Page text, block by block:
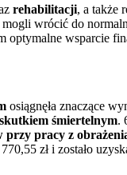
rehabilitacji, a także
wrócić do
optymalne wsparcie
osiągnęła znaczące
śmiertelnym.
przy pracy z
zł i zostało